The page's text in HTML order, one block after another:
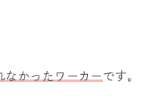
なかったワーカー です。